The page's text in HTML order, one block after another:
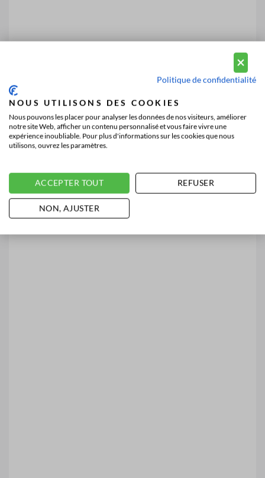
Politique de confidentialité
NOUS UTILISONS DES COOKIES
Nous pouvons les placer pour analyser les données de nos visiteurs, améliorer
notre site Web, afficher un contenu personnalisé et vous faire vivre une
expérience inoubliable. Pour plus d'informations sur les cookies que nous
utilisons, ouvrez les paramètres.
ACCEPTER TOUT REFUSER
NON, AJUSTER